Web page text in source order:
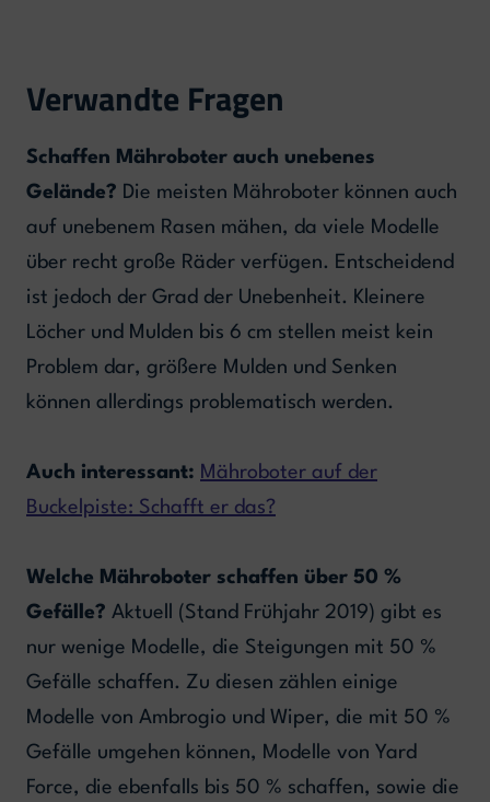
Verwandte Fragen
Schaffen Mähroboter auch unebenes
Gelände? Die meisten Mähroboter können auch
auf unebenem Rasen mähen, da viele Modelle
über recht große Räder verfügen. Entscheidend
ist jedoch der Grad der Unebenheit. Kleinere
Löcher und Mulden bis 6 cm stellen meist kein
Problem dar, größere Mulden und Senken
können allerdings problematisch werden.
Auch interessant: Mähroboter auf der
Buckelpiste: Schafft er das?
Welche Mähroboter schaffen über 50 %
Gefälle? Aktuell (Stand Frühjahr 2019) gibt es
nur wenige Modelle, die Steigungen mit 50 %
Gefälle schaffen. Zu diesen zählen einige
Modelle von Ambrogio und Wiper, die mit 50 %
Gefälle umgehen können, Modelle von Yard
Force, die ebenfalls bis 50 % schaffen, sowie die